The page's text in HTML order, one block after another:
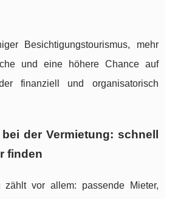
Besichtigungstourismus, mehr
und eine höhere Chance auf
finanziell und organisatorisch
der Vermietung: schnell
finden
zählt vor allem: passende Mieter,